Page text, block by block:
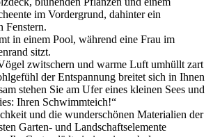
zwitschern und warme Luft umhüllt zart
der Entspannung breitet sich in Ihnen
stehen Sie am Ufer eines kleinen Sees und
Ihren Schwimmteich!“
und die wunderschönen Materialien der
Garten- und Landschaftselemente